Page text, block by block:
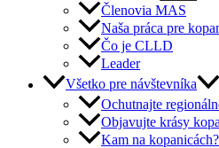
Členovia MAS
Naša práca pre
Čo je CLLD
Leader
Všetko pre návštevníka
Ochutnajte
Objavujte krásy
Kam na kopanicách?